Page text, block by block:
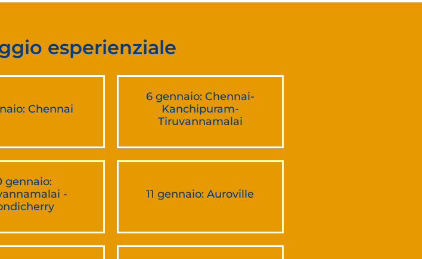
esperienziale
Chennai
6 gennaio: Chennai-
Kanchipuram-
Tiruvannamalai
gennaio:
-
11 gennaio: Auroville